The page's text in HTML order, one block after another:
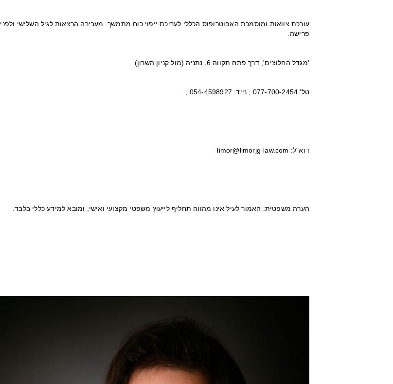
עורכת צוואות ומוסמכת האפוטרופוס הכללי לעריכת ייפוי כוח מתמשך. מעבירה הרצאות לגיל השלישי ולפני
פרישה.
'מגדל החלוצים', דרך פתח תקווה 6, נתניה (מול קניון השרון)
טל' 077-700-2454 ; נייד: 054-4598927 ;
דוא"ל: limor@limorjg-law.com
הערה משפטית: האמור לעיל אינו מהווה תחליף לייעוץ משפטי מקצועי ואישי, ומובא למידע כללי בלבד.